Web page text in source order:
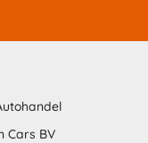
Cars BV